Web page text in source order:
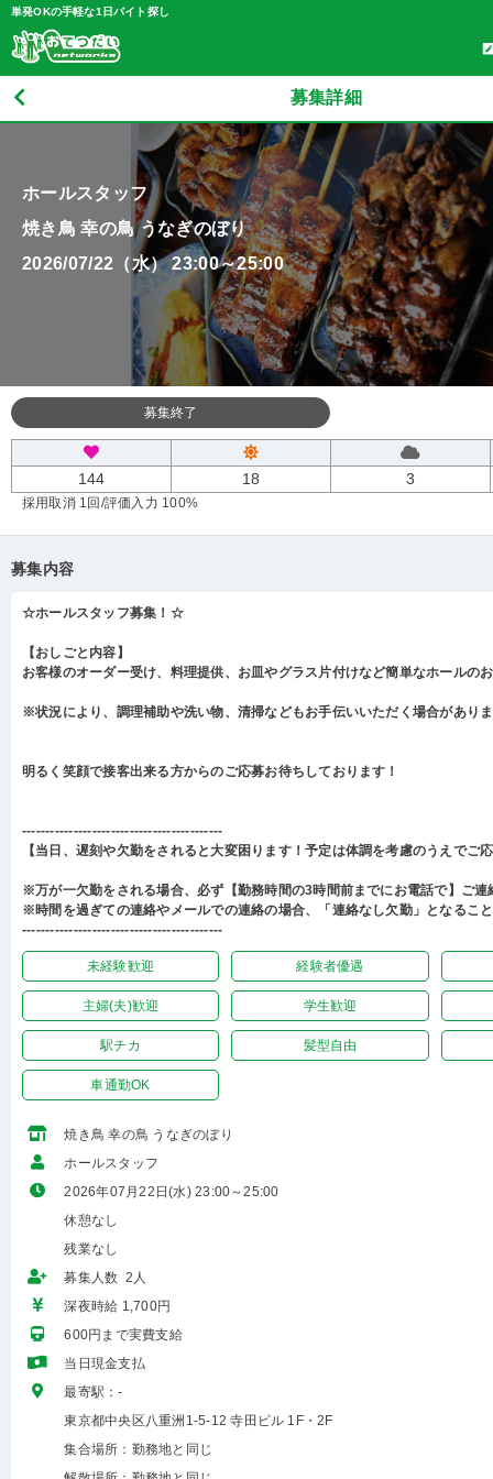
単発OKの手軽な1日バイト探し
募集詳細
ホールスタッフ
焼き鳥 幸の鳥 うなぎのぼり
2026/07/22（水） 23:00～25:00
募集終了
144 18 3
採用取消 1回 /評価入力 100%
募集内容
☆ホールスタッフ募集！☆
【おしごと内容】
お客様のオーダー受け、料理提供、お皿やグラス片付けなど簡単なホールの
※状況により、調理補助や洗い物、清掃などもお手伝いいただく場合があり
明るく笑顔で接客出来る方からのご応募お待ちしております！
-------------------------------------------
【当日、遅刻や欠勤をされると大変困ります！予定は体調を考慮のうえでご
※万が一欠勤をされる場合、必ず【勤務時間の3時間前までにお電話で】ご連
※時間を過ぎての連絡やメールでの連絡の場合、「連絡なし欠勤」となるこ
-------------------------------------------
未経験歓迎 経験者優遇
主婦(夫)歓迎 学生歓迎
駅チカ 髪型自由
車通勤OK
焼き鳥 幸の鳥 うなぎのぼり
ホールスタッフ
2026年07月22日(水) 23:00～25:00
休憩なし
残業なし
募集人数 2人
深夜時給 1,700円
600円まで実費支給
当日現金支払
最寄駅：-
東京都中央区八重洲1-5-12 寺田ビル 1F・2F
集合場所：勤務地と同じ